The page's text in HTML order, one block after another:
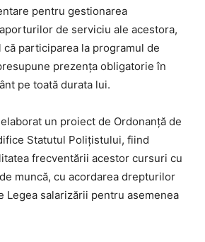
pentru gestionarea
de serviciu ale acestora,
participarea la programul de
prezența obligatorie în
pe toată durata lui.
un proiect de Ordonanță de
Statutul Polițistului, fiind
frecventării acestor cursuri cu
muncă, cu acordarea drepturilor
Legea salarizării pentru asemenea